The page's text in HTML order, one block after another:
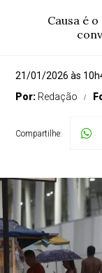
Causa é
21/01/2026 às
Por: Redação
Compartilhe: